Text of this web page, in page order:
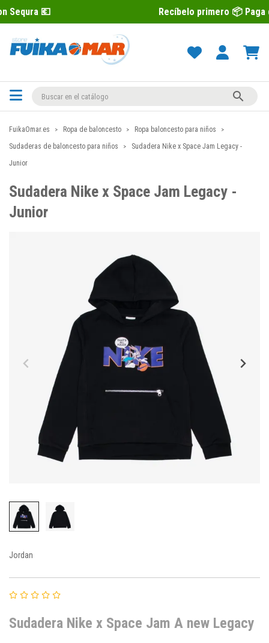
Recíbelo primero 📦 Paga después con

FuikaOmar.es Ropa de baloncesto
Ropa baloncesto para niños
Sudaderas de baloncesto para niños
Sudadera Nike x Space Jam Legacy -
Junior
Sudadera Nike x Space Jam Legacy -
Junior
Jordan
Sudadera Nike x Space Jam A new Legacy